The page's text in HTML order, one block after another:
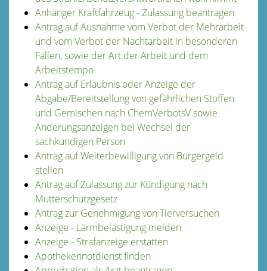
Anhänger Kraftfahrzeug - Zulassung beantragen
Antrag auf Ausnahme vom Verbot der Mehrarbeit
und vom Verbot der Nachtarbeit in besonderen
Fällen, sowie der Art der Arbeit und dem
Arbeitstempo
Antrag auf Erlaubnis oder Anzeige der
Abgabe/Bereitstellung von gefährlichen Stoffen
und Gemischen nach ChemVerbotsV sowie
Änderungsanzeigen bei Wechsel der
sachkundigen Person
Antrag auf Weiterbewilligung von Bürgergeld
stellen
Antrag auf Zulassung zur Kündigung nach
Mutterschutzgesetz
Antrag zur Genehmigung von Tierversuchen
Anzeige - Lärmbelästigung melden
Anzeige - Strafanzeige erstatten
Apothekennotdienst finden